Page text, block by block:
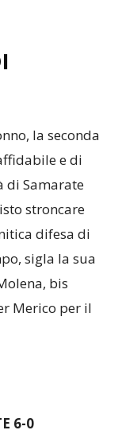
la seconda
e di
di Samarate
stroncare
difesa di
sigla la sua
bis
Merico per il
6-0